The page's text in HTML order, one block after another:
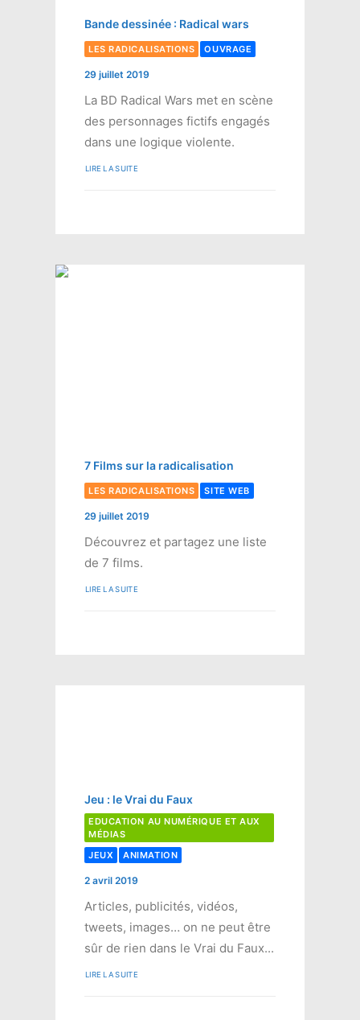
Bande dessinée : Radical wars
LES RADICALISATIONS OUVRAGE
29 juillet 2019
La BD Radical Wars met en scène
des personnages fictifs engagés
dans une logique violente.
LIRE LA SUITE
7 Films sur la radicalisation
LES RADICALISATIONS SITE WEB
29 juillet 2019
Découvrez et partagez une liste
de 7 films.
LIRE LA SUITE
Jeu : le Vrai du Faux
EDUCATION AU NUMÉRIQUE ET AUX
MÉDIAS
JEUX
ANIMATION
2 avril 2019
Articles, publicités, vidéos,
tweets, images… on ne peut être
sûr de rien dans le Vrai du Faux...
LIRE LA SUITE